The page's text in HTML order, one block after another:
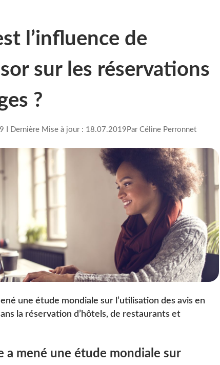
l’influence de
sur les réservations
?
I Dernière Mise à jour : 18.07.2019 Par Céline Perronnet
une étude mondiale sur l’utilisation des avis en
la réservation d’hôtels, de restaurants et
a mené une étude mondiale sur